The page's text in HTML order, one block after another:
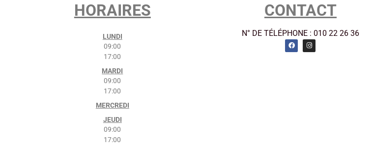
HORAIRES
LUNDI
09:00
17:00
MARDI
09:00
17:00
MERCREDI
JEUDI
09:00
17:00
CONTACT
N° DE TÉLÉPHONE : 010 22 26 36